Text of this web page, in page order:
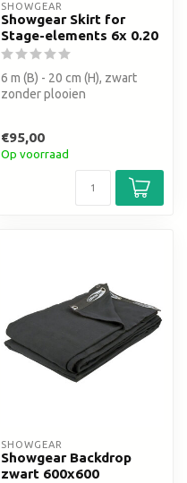
SHOWGEAR
Showgear Skirt for
Stage-elements 6x 0.20
6 m (B) - 20 cm (H), zwart
zonder plooien
€95,00
Op voorraad
SHOWGEAR
Showgear Backdrop
zwart 600x600